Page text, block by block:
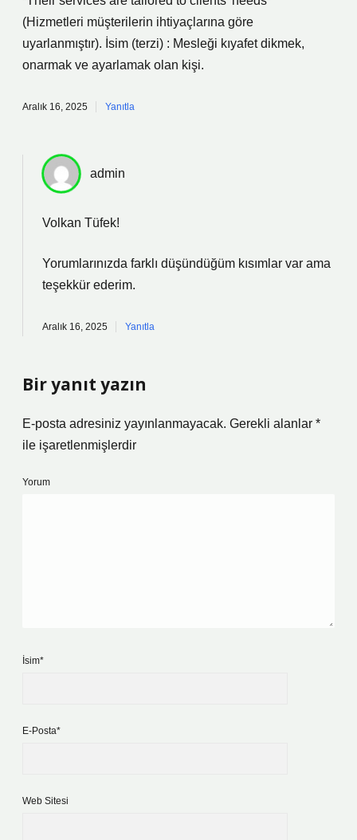
(Hizmetleri müşterilerin ihtiyaçlarına göre
uyarlanmıştır). İsim (terzi) : Mesleği kıyafet dikmek,
onarmak ve ayarlamak olan kişi.
Aralık 16, 2025 Yanıtla
admin
Volkan Tüfek!
Yorumlarınızda farklı düşündüğüm kısımlar var ama
teşekkür ederim.
Aralık 16, 2025 Yanıtla
Bir yanıt yazın
E-posta adresiniz yayınlanmayacak. Gerekli alanlar *
ile işaretlenmişlerdir
Yorum
İsim*
E-Posta*
Web Sitesi